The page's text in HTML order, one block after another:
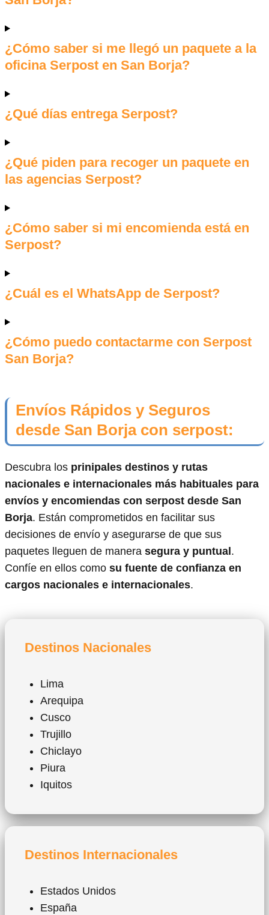
¿Cómo saber si me llegó un paquete a la
oficina Serpost en San Borja?
¿Qué días entrega Serpost?
¿Qué piden para recoger un paquete en
las agencias Serpost?
¿Cómo saber si mi encomienda está en
Serpost?
¿Cuál es el WhatsApp de Serpost?
¿Cómo puedo contactarme con Serpost
San Borja?
Envíos Rápidos y Seguros
desde San Borja con serpost:
Descubra los prinipales destinos y rutas
nacionales e internacionales más habituales para
envíos y encomiendas con serpost desde San
Borja. Están comprometidos en facilitar sus
decisiones de envío y asegurarse de que sus
paquetes lleguen de manera segura y puntual .
Confíe en ellos como su fuente de confianza en
cargos nacionales e internacionales.
Destinos Nacionales
Lima
Arequipa
Cusco
Trujillo
Chiclayo
Piura
Iquitos
Destinos Internacionales
Estados Unidos
España